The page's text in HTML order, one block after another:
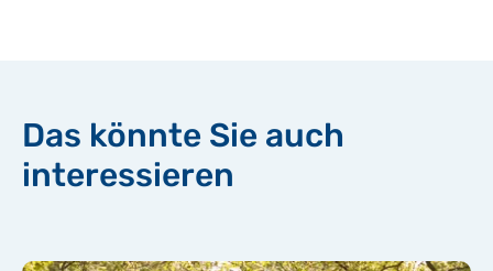
Das könnte Sie auch
interessieren